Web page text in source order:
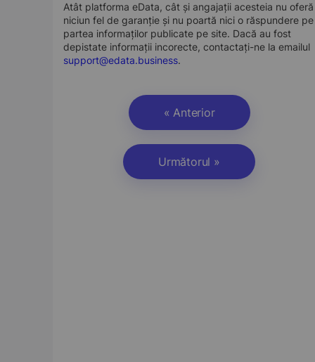
Atât platforma eData, cât și angajații acesteia nu oferă
niciun fel de garanție și nu poartă nici o răspundere pe
partea informaților publicate pe site. Dacă au fost
depistate informații incorecte, contactați-ne la emailul
support@edata.business.
« Anterior
Următorul »